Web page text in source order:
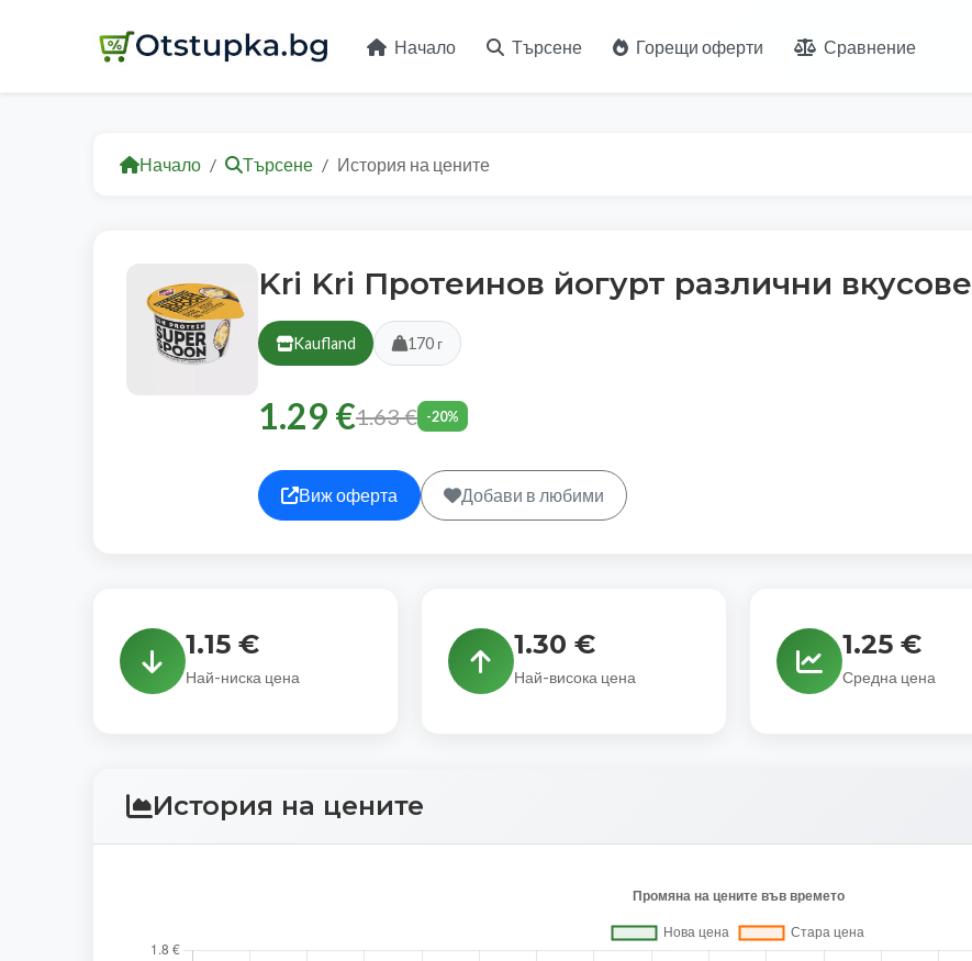
Начало Търсене Горещи оферти Сравнение
Начало Търсене История на цените
Kri Kri Протеинов йогурт различни вкусове
Kaufland 170 г
1.29 €1.63 € -20%
Виж оферта Добави в любими
1.15 €
Най-ниска цена
1.30 €
Най-висока цена
1.25 €
Средна цена
История на цените